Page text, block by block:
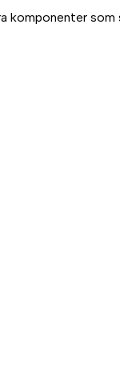
komponenter